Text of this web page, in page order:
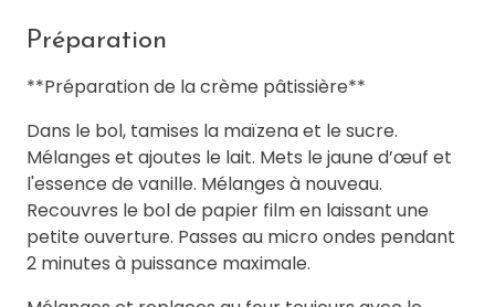
Préparation
**Préparation de la crème pâtissière**
Dans le bol, tamises la maïzena et le sucre.
Mélanges et ajoutes le lait. Mets le jaune d’œuf et
l'essence de vanille. Mélanges à nouveau.
Recouvres le bol de papier film en laissant une
petite ouverture. Passes au micro ondes pendant
2 minutes à puissance maximale.